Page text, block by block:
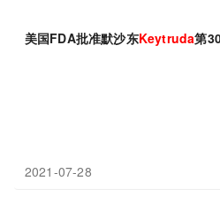
美国FDA批准默沙东Keytruda第
2021-07-28